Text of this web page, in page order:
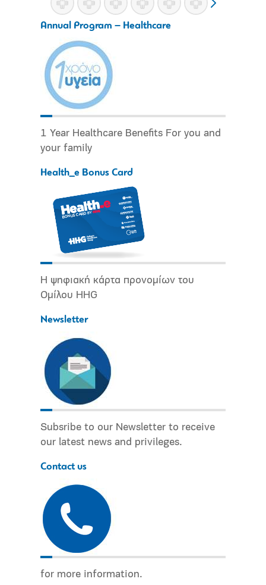
Annual Program – Healthcare
1 Year Healthcare Benefits For you and
your family
Health_e Bonus Card
Η ψηφιακή κάρτα προνομίων του
Ομίλου HHG
Newsletter
Subsribe to our Newsletter to receive
our latest news and privileges.
Contact us
for more information.